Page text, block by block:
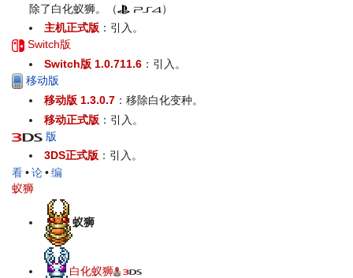
除了白化蚁狮。（
）
主机正式版 ：引入。
Switch版
Switch版 1.0.711.6 ：引入。
移动版
移动版 1.3.0.7 ：移除白化变种。
移动正式版 ：引入。
版
3DS正式版 ：引入。
看•论•编
蚁狮
蚁狮
白化蚁狮